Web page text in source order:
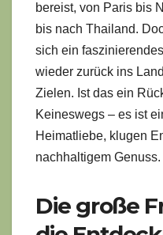
bereist, von Paris bis
bis nach Thailand.
sich ein
wieder zurück ins
Zielen. Ist das ein
Keineswegs – es ist
Heimatliebe, klugen
nachhaltigem Genuss.
Die große